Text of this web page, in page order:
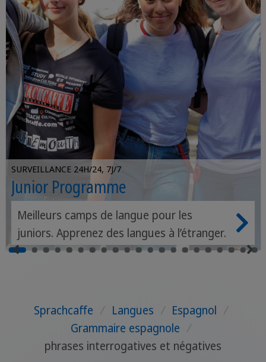
SURVEILLANCE 24H/24, 7J/7
Junior Programme
Meilleurs camps de langue pour les
juniors. Apprenez des langues à l’étranger.
Sprachcaffe / Langues / Espagnol /
Grammaire espagnole /
phrases interrogatives et négatives